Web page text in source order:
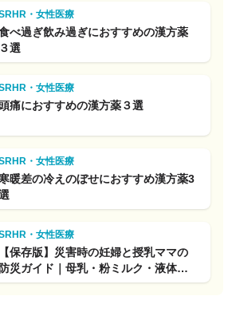
・女性医療
べ過ぎ飲み過ぎにおすすめの漢方薬
３選
・女性医療
痛におすすめの漢方薬３選
・女性医療
暖差の冷えのぼせにおすすめ漢方薬3
・女性医療
【保存版】災害時の妊婦と授乳ママの
防災ガイド｜母乳・粉ミルク・液体ミ
ク・コップ授乳まで徹底解説